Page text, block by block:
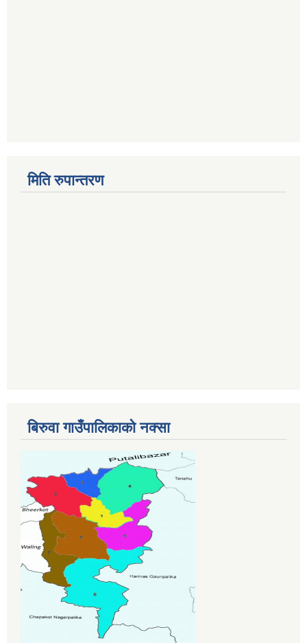
मिति रुपान्तरण
बिरुवा गाउँपालिकाको नक्सा